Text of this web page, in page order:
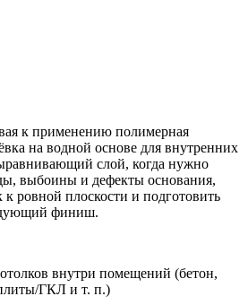
к применению полимерная
на водной основе для внутренних
слой, когда нужно
выбоины и дефекты основания,
к ровной плоскости и подготовить
финиш.
внутри помещений (бетон,
ГКЛ и т. п.)